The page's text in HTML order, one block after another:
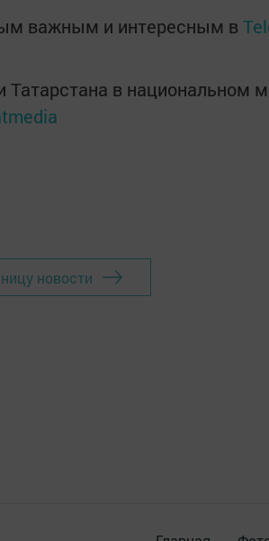
важным и интересным в
Татарстана в национальном
новости